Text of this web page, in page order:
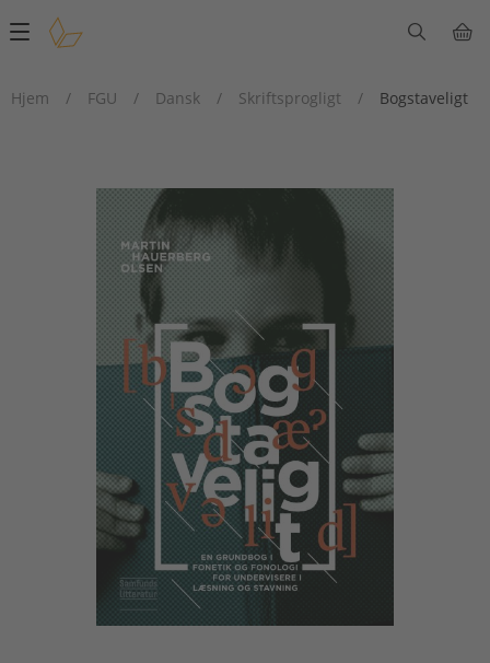
Main
Hjem
/ FGU / Dansk / Skriftsprogligt / Bogstaveligt